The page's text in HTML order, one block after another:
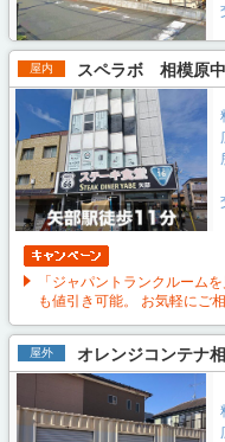
屋内 スペラボ 相模原
「ジャパントランクルーム
も値引き可能。 お気軽にご
屋外 オレンジコンテナ